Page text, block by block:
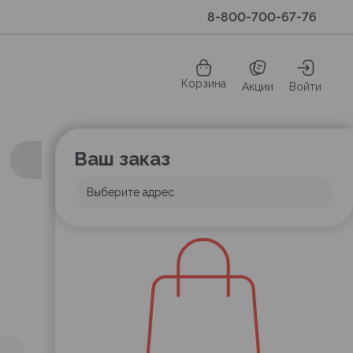
8-800-700-67-76
Корзина Акции Войти
Ваш заказ
Выберите адрес